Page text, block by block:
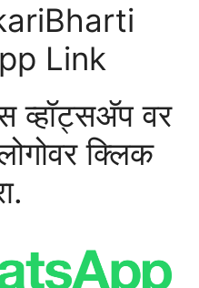
Link
व्हॉट्सअ‍ॅप वर
क्लिक